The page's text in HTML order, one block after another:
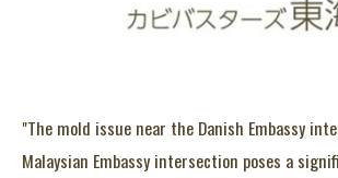
"The mold issue near the Danish Embassy
Malaysian Embassy intersection poses a